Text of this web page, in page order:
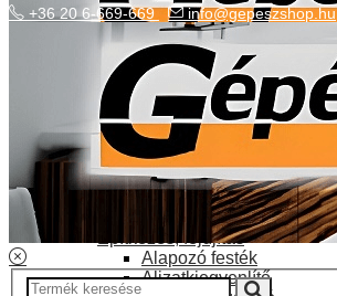
Kategóriák menü
Bolhapiac
Elektromos fűtés
Építkezés, fejújítás
Alapozó festék
Aljzatkiegyenlítő
+36 20 6-669-669 info@gepeszshop.hu